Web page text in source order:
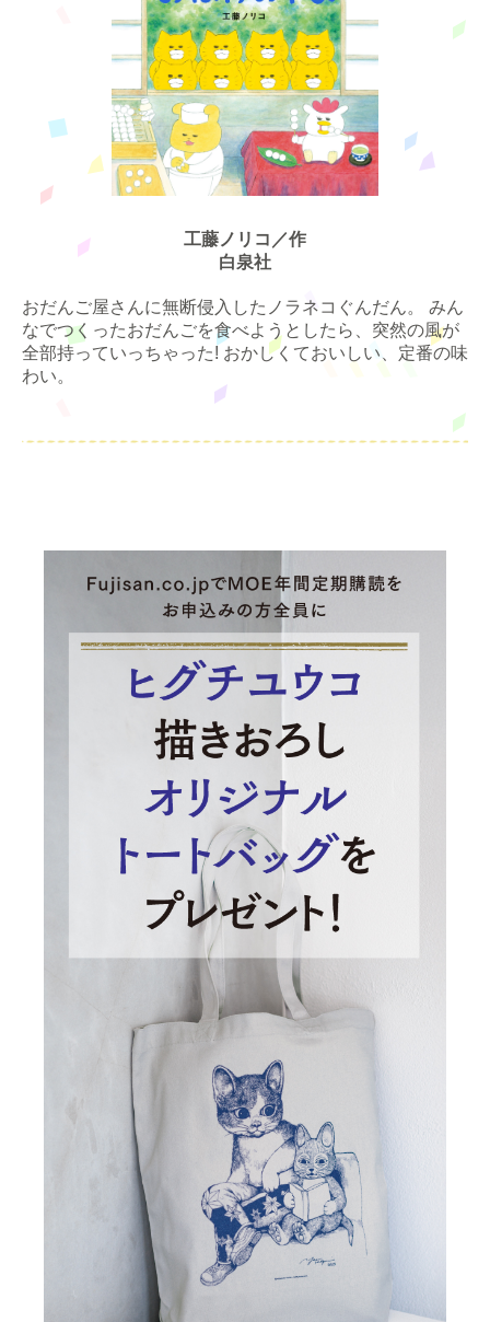
工藤ノリコ／作
白泉社
おだんご屋さんに無断侵入したノラネコぐんだん。 みん
なでつくったおだんごを食べようとしたら、突然の風が
全部持っていっちゃった! おかしくておいしい、定番の味
わい。